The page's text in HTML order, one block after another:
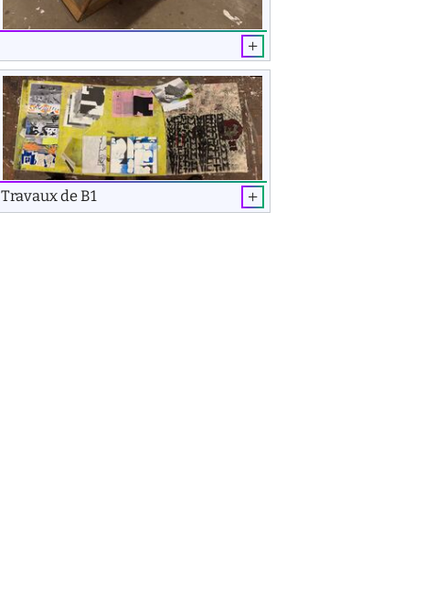
Travaux de B1